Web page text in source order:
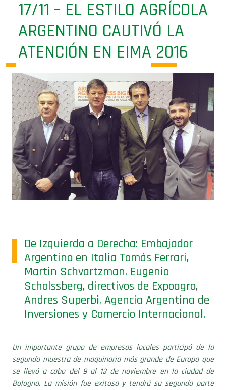
17/11 – EL ESTILO AGRÍCOLA
ARGENTINO CAUTIVÓ LA
ATENCIÓN EN EIMA 2016
De Izquierda a Derecha: Embajador
Argentino en Italia Tomás Ferrari,
Martin Schvartzman, Eugenio
Scholssberg, directivos de Expoagro,
Andres Superbi, Agencia Argentina de
Inversiones y Comercio Internacional.
Un importante grupo de empresas locales participó de la
segunda muestra de maquinaria más grande de Europa que
se llevó a cabo del 9 al 13 de noviembre en la ciudad de
Bologna. La misión fue exitosa y tendrá su segunda parte